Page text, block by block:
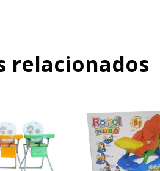
relacionados